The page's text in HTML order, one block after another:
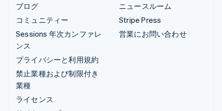
ブログ
コミュニティー
Sessions 年次カンファレ
ンス
プライバシーと利用規約
禁止業種および制限付き
業種
ライセンス
ニュースルーム
Stripe Press
営業にお問い合わせ